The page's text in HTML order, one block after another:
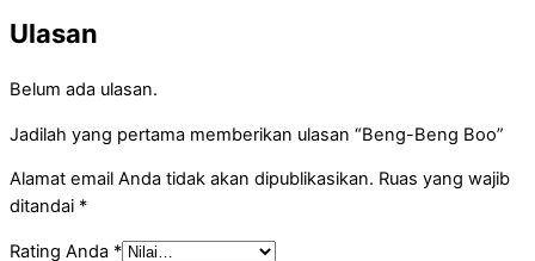
Ulasan
Belum ada ulasan.
Jadilah yang pertama memberikan ulasan “Beng-Beng Boo”
Alamat email Anda tidak akan dipublikasikan. Ruas yang wajib
ditandai *
Rating Anda *